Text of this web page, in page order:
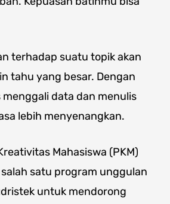
terhadap suatu topik akan
tahu yang besar. Dengan
menggali data dan menulis
lebih menyenangkan.
Mahasiswa (PKM)
satu program unggulan
untuk mendorong